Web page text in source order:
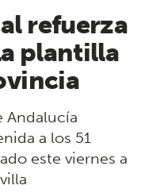
refuerza
plantilla
Andalucía
a los 51
este viernes a